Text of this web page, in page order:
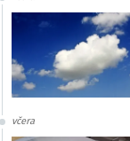
včera